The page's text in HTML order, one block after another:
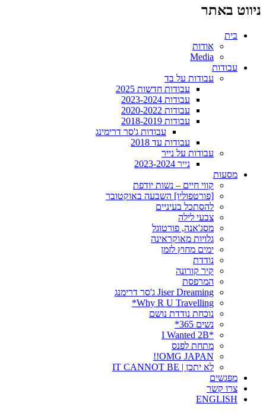
ניווט באתר
בית
אודות
Media
עבודות
עבודות על בד
עבודות חדשות 2025
עבודות 2023-2024
עבודות 2020-2022
עבודות 2018-2019
עבודות ג'סר דרימינג
עבודות עד 2018
עבודות על נייר
נייר 2023-2024
מסעות
קווי חיים – נשות יודפת
[פורטפוליו] השבעה באוקטובר
להסתכל בעיניים
צבעי לילה
מסג'אנה, פורטוגל
גלויות מאוקראינה
ימים מחוץ לזמן
נודדת
קיר קורונה
המרפסת
Jiser Dreaming ג'סר דרימנג
Why R U Travelling*
נוכחת נודדת נושם
נשים 365*
*I Wanted 2B
מתחת לפנס
OMG JAPAN!!
לא יתכן | IT CANNOT BE
מפגשים
צרו קשר
ENGLISH